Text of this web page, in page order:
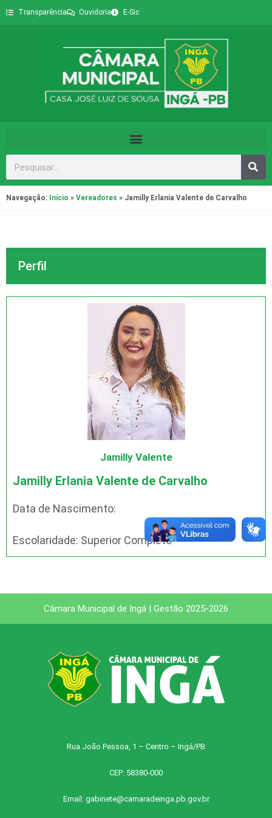
Transparência Ouvidoria E-Sic
Navegação: Início » Vereadores » Jamilly Erlania Valente de Carvalho
Perfil
Jamilly Valente
Jamilly Erlania Valente de Carvalho
Data de Nascimento:
Escolaridade: Superior Completo
Câmara Municipal de Ingá | Gestão 2025-2026
Rua João Pessoa, 1 – Centro – Ingá/PB
CEP: 58380-000
Email: gabinete@camaradeinga.pb.gov.br